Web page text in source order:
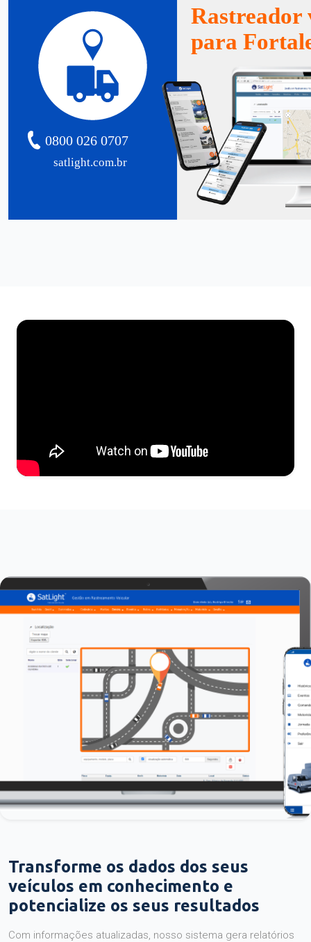
satlight.com.br
0800 026 0707
Rastreador
para
Transforme os dados dos seus
veículos em conhecimento e
potencialize os seus resultados
Com informações atualizadas, nosso sistema gera relatórios